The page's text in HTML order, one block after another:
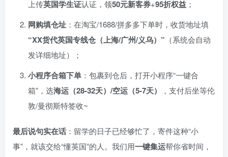
上传英国学生证认证，领50元新客券+95折权益 ；
网购填仓址 ：在淘宝/1688/拼多多下单时，收货地址填
“XX货代英国专线仓（上海/广州/义乌）” （系统会自动
发详细地址）；
小程序合箱下单 ：包裹到仓后，打开小程序“一键合
箱”，选海运（28-32天）/空运（5-7天）
，支付后坐等伦
敦/曼彻斯特签收~
最后说句实在话 ：留学的日子已经够忙了，寄件这种“小
事”，就该交给“懂英国”的人。我们用一键集运帮你省时间，